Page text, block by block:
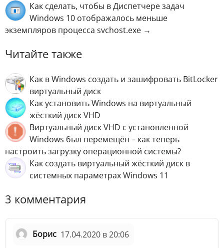
Как сделать, чтобы в Диспетчере задач
Windows 10 отображалось меньше
экземпляров процесса svchost.exe →
Читайте также
Как в Windows создать и зашифровать BitLocker
виртуальный диск
Как установить Windows на виртуальный
жёсткий диск VHD
Виртуальный диск VHD с установленной
Windows был перемещён – как теперь
настроить загрузку операционной системы?
Как создать виртуальный жёсткий диск в
системных параметрах Windows 11
3 комментария
Борис 17.04.2020 в 20:06